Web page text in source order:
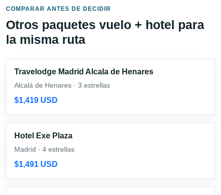
COMPARAR ANTES DE DECIDIR
Otros paquetes vuelo + hotel para
la misma ruta
Travelodge Madrid Alcala de Henares
Alcalá de Henares · 3 estrellas
$1,419 USD
Hotel Exe Plaza
Madrid · 4 estrellas
$1,491 USD